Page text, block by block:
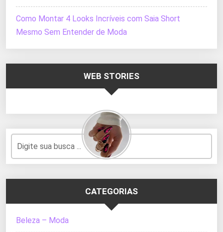
Como Montar 4 Looks Incríveis com Saia Short
Mesmo Sem Entender de Moda
WEB STORIES
CATEGORIAS
Beleza – Moda